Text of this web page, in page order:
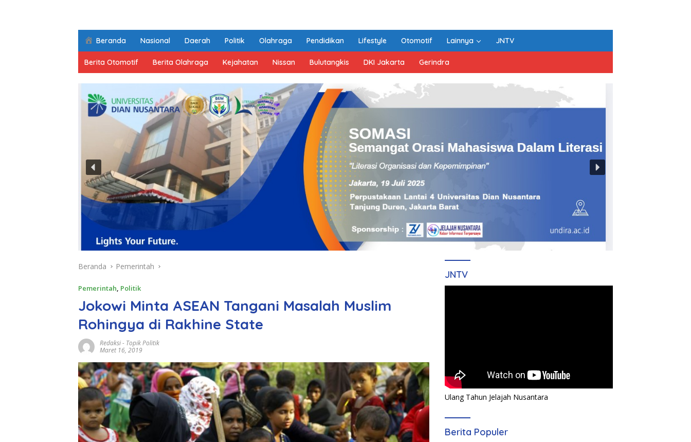
Beranda Nasional Daerah Politik Olahraga Pendidikan Lifestyle Otomotif Lainnya JNTV
Berita Otomotif Berita Olahraga Kejahatan Nissan Bulutangkis DKI Jakarta Gerindra
Beranda Pemerintah
Pemerintah, Politik
Jokowi Minta ASEAN Tangani Masalah Muslim
Rohingya di Rakhine State
Redaksi- Topik Politik
Maret 16, 2019
JNTV
Ulang Tahun Jelajah Nusantara
Berita Populer